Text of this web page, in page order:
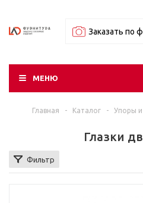
Заказать по
МЕНЮ
Главная - Каталог - Упоры и
Глазки
Фильтр